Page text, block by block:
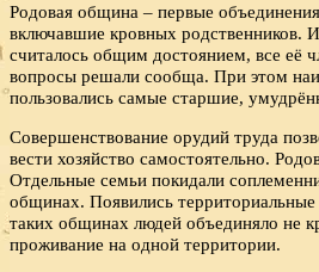
Родовая община – первые
включавшие кровных
считалось общим достоянием, все её
вопросы решали сообща. При этом
пользовались самые старшие,
Совершенствование орудий труда
вести хозяйство самостоятельно.
Отдельные семьи покидали
общинах. Появились
таких общинах людей объединяло не
проживание на одной территории.